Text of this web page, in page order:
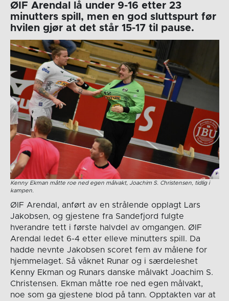
ØIF Arendal lå under 9-16 etter 23
minutters spill, men en god sluttspurt før
hvilen gjør at det står 15-17 til pause.
Kenny Ekman måtte roe ned egen målvakt, Joachim S. Christensen, tidlig i
kampen.
ØIF Arendal, anført av en strålende opplagt Lars
Jakobsen, og gjestene fra Sandefjord fulgte
hverandre tett i første halvdel av omgangen. ØIF
Arendal ledet 6-4 etter elleve minutters spill. Da
hadde nevnte Jakobsen scoret fem av målene for
hjemmelaget. Så våknet Runar og i særdeleshet
Kenny Ekman og Runars danske målvakt Joachim S.
Christensen. Ekman måtte roe ned egen målvakt,
noe som ga gjestene blod på tann. Opptakten var at